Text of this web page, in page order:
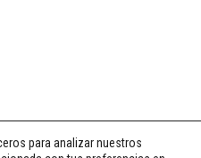
para analizar nuestros